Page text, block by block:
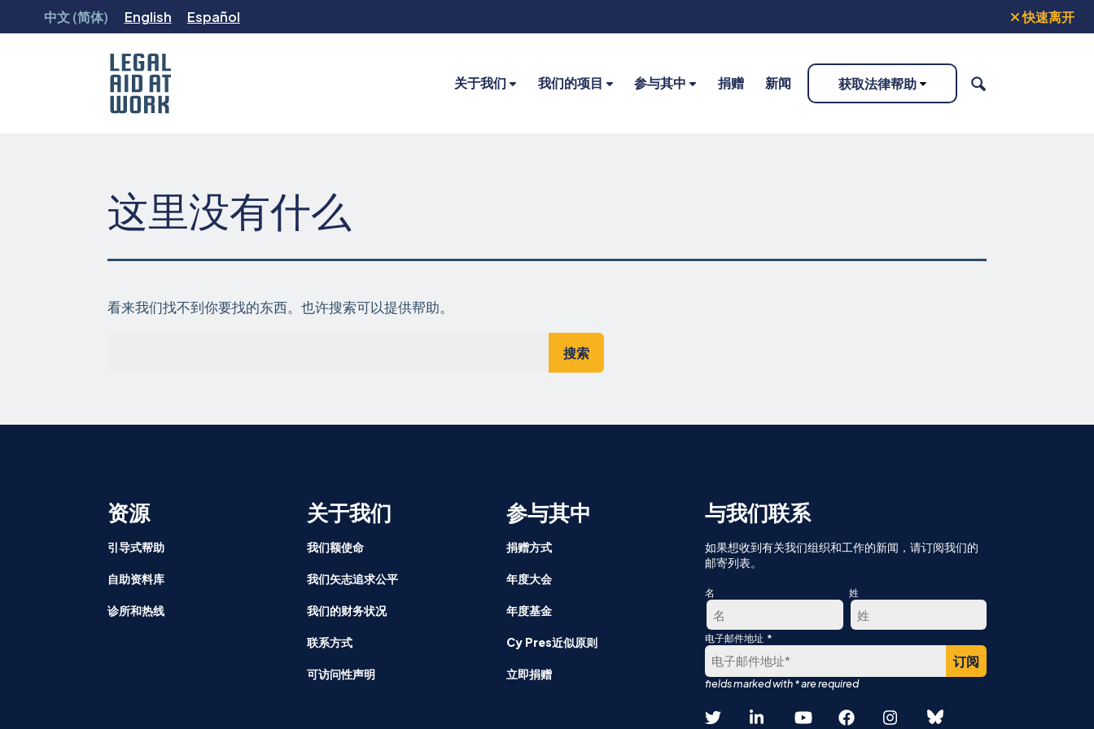
中文 (简体) English Español 快速离开
关于我们 我们的项目 参与其中 捐赠 新闻 获取法律帮助
搜
这里没有什么
看来我们找不到你要找的东西。也许搜索可以提供帮助。
资源
引导式帮助
自助资料库
诊所和热线
关于我们
我们额使命
我们矢志追求公平
我们的财务状况
联系方式
可访问性声明
参与其中
捐赠方式
年度大会
年度基金
Cy Pres近似原则
立即捐赠
与我们联系
如果想收到有关我们组织和工作的新闻，请订阅我们的
邮寄列表。
名
第
一
姓
最
电子邮件地址 *